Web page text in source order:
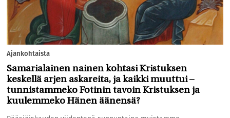
Ajankohtaista
Samarialainen nainen kohtasi Kristuksen
keskellä arjen askareita, ja kaikki muuttui –
tunnistammeko Fotinin tavoin Kristuksen ja
kuulemmeko Hänen äänensä?